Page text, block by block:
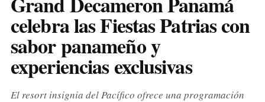
celebra las Fiestas Patrias con
sabor panameño y
experiencias exclusivas
El resort insignia del Pacífico ofrece una programación